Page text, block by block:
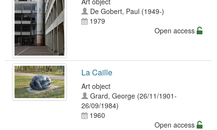
De Gobert, Paul (1949-)
1979
Open access
La Caille
Art object
Grard, George (26/11/1901-
26/09/1984)
1960
Open access